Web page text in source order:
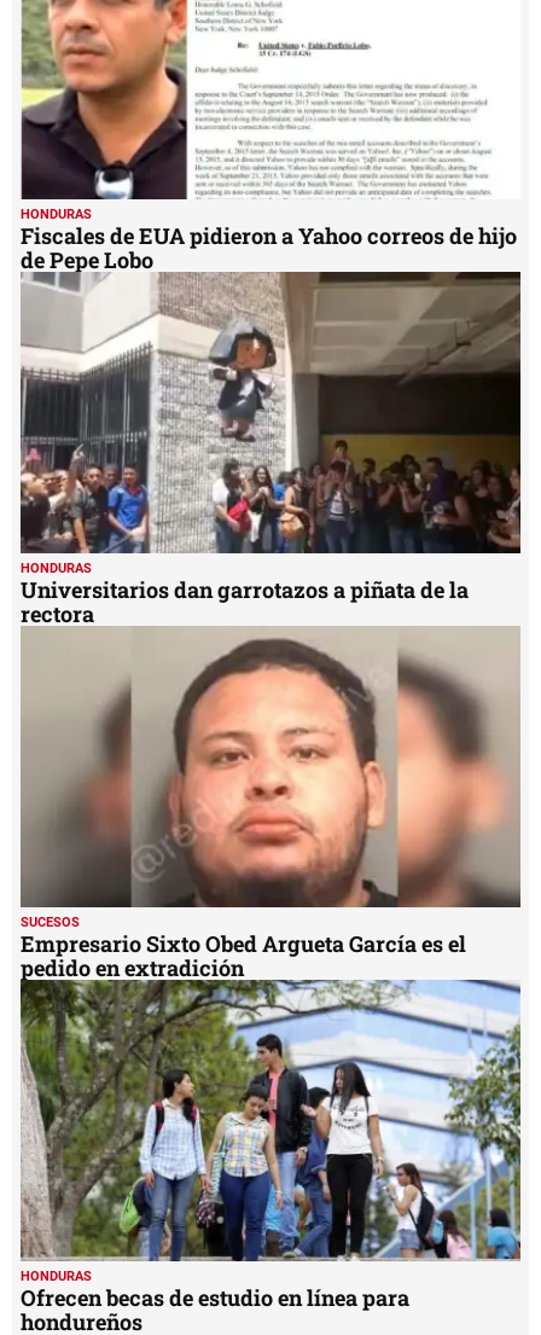
HONDURAS
Fiscales de EUA pidieron a Yahoo correos de hijo
de Pepe Lobo
HONDURAS
Universitarios dan garrotazos a piñata de la
rectora
SUCESOS
Empresario Sixto Obed Argueta García es el
pedido en extradición
HONDURAS
Ofrecen becas de estudio en línea para
hondureños